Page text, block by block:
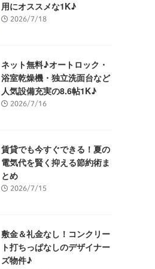
用にオススメな1K♪
2026/7/18
ネット無料♪オートロック・
浴室乾燥機・独立洗面台など
人気設備充実の8.6帖1K♪
2026/7/16
賃貸でも今すぐできる！夏の
電気代を賢く抑える節約術ま
とめ
2026/7/15
敷金＆礼金なし！コンクリー
ト打ちっぱなしのデザイナー
ズ物件♪